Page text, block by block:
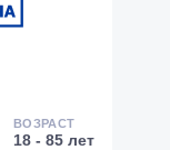
ВОЗРАСТ
18 - 85 лет